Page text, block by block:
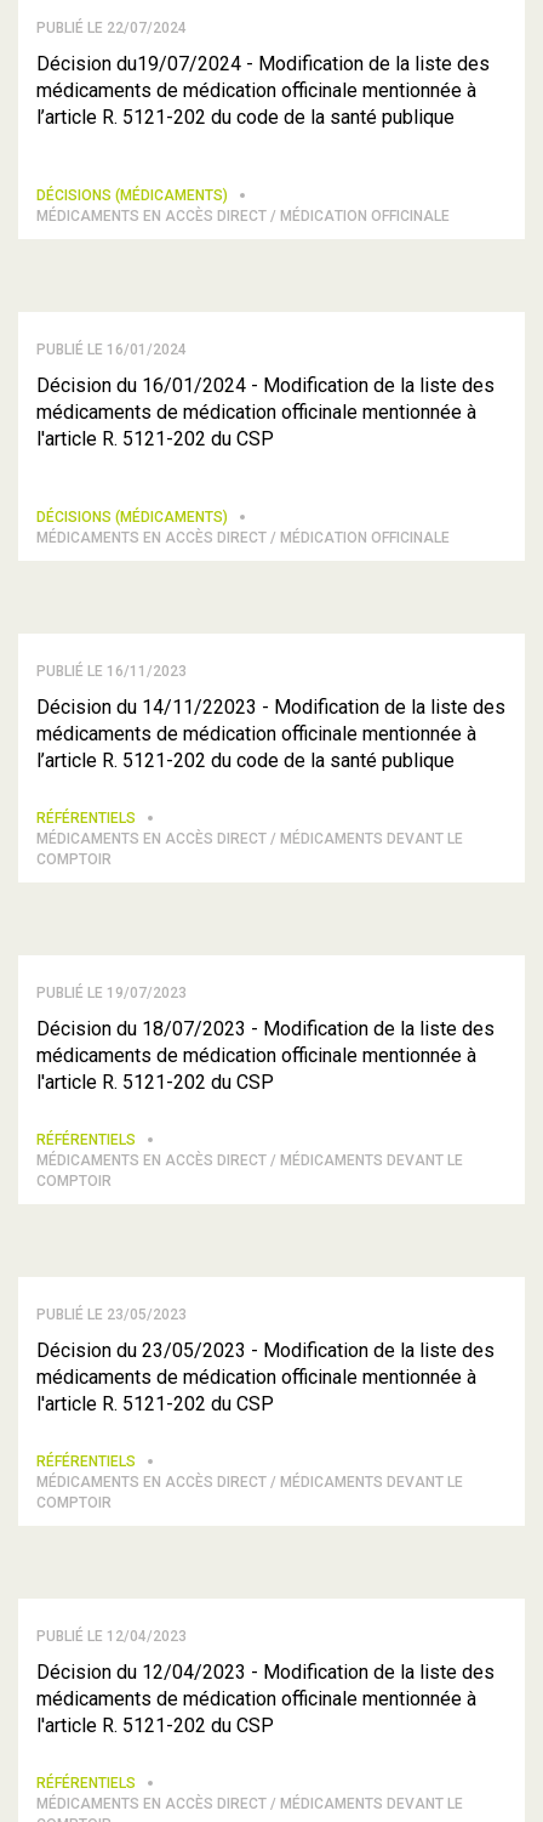
PUBLIÉ LE 22/07/2024
Décision du19/07/2024 - Modification de la liste des
médicaments de médication officinale mentionnée à
l’article R. 5121-202 du code de la santé publique
DÉCISIONS (MÉDICAMENTS)
MÉDICAMENTS EN ACCÈS DIRECT / MÉDICATION OFFICINALE
PUBLIÉ LE 16/01/2024
Décision du 16/01/2024 - Modification de la liste des
médicaments de médication officinale mentionnée à
l'article R. 5121-202 du CSP
DÉCISIONS (MÉDICAMENTS)
MÉDICAMENTS EN ACCÈS DIRECT / MÉDICATION OFFICINALE
PUBLIÉ LE 16/11/2023
Décision du 14/11/22023 - Modification de la liste des
médicaments de médication officinale mentionnée à
l’article R. 5121-202 du code de la santé publique
RÉFÉRENTIELS
MÉDICAMENTS EN ACCÈS DIRECT / MÉDICAMENTS DEVANT LE
COMPTOIR
PUBLIÉ LE 19/07/2023
Décision du 18/07/2023 - Modification de la liste des
médicaments de médication officinale mentionnée à
l'article R. 5121-202 du CSP
RÉFÉRENTIELS
MÉDICAMENTS EN ACCÈS DIRECT / MÉDICAMENTS DEVANT LE
COMPTOIR
PUBLIÉ LE 23/05/2023
Décision du 23/05/2023 - Modification de la liste des
médicaments de médication officinale mentionnée à
l'article R. 5121-202 du CSP
RÉFÉRENTIELS
MÉDICAMENTS EN ACCÈS DIRECT / MÉDICAMENTS DEVANT LE
COMPTOIR
PUBLIÉ LE 12/04/2023
Décision du 12/04/2023 - Modification de la liste des
médicaments de médication officinale mentionnée à
l'article R. 5121-202 du CSP
RÉFÉRENTIELS
MÉDICAMENTS EN ACCÈS DIRECT / MÉDICAMENTS DEVANT LE